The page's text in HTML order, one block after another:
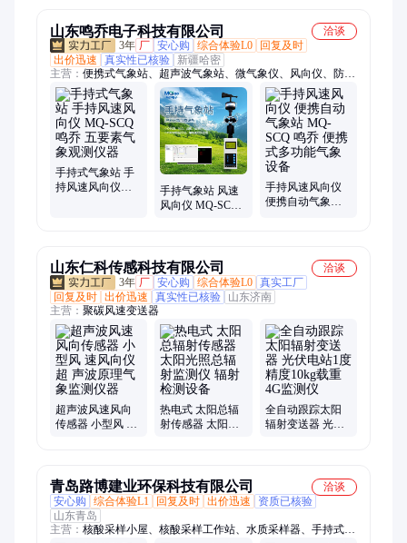
山东鸣乔电子科技有限公司
洽谈
3年 厂 安心购 综合体验L0
回复及时
出价迅速
真实性已核验
新疆哈密
主营： 便携式气象站、超声波气象站、微气象仪、风向仪、防爆
气象站、自动气象站
手持式气象站 手
持风速风向仪
手持气象站 风速
风向仪 MQ-SCQ-
手持风速风向仪
便携自动气象站
山东仁科传感科技有限公司
洽谈
3年 厂 安心购 综合体验L0 真实工厂
回复及时 出价迅速 真实性已核验
山东济南
主营： 聚碳风速变送器
超声波风速风向
传感器 小型风 速
热电式 太阳总辐
射传感器 太阳光
全自动跟踪太阳
辐射变送器 光伏
青岛路博建业环保科技有限公司
洽谈
安心购
综合体验L1 回复及时 出价迅速
资质已核验
山东青岛
主营： 核酸采样小屋、核酸采样工作站、水质采样器、手持式风